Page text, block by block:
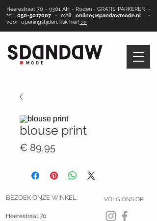
Heerestraat 70 - 9301 AH - Roden - GRATIS PARKEREN! -
tel:050-5017007 - mail:online@spandawmode.nl-
voor openingstijden, klik hier! >>
blouse print
€ 89,95
VOLG ONS OP:
BEZOEK ONZE WINKEL:
Heerestraat 70